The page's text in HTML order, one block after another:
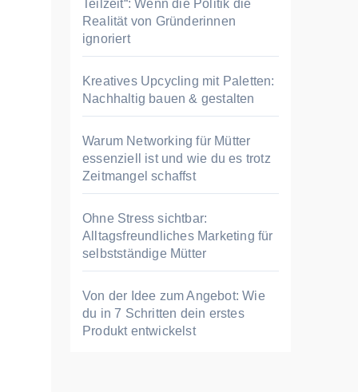
Teilzeit“: Wenn die Politik die
Realität von Gründerinnen
ignoriert
Kreatives Upcycling mit Paletten:
Nachhaltig bauen & gestalten
Warum Networking für Mütter
essenziell ist und wie du es trotz
Zeitmangel schaffst
Ohne Stress sichtbar:
Alltagsfreundliches Marketing für
selbstständige Mütter
Von der Idee zum Angebot: Wie
du in 7 Schritten dein erstes
Produkt entwickelst